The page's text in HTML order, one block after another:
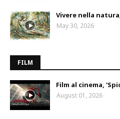
Vivere nella
May 30, 2026
FILM
Film al cinema,
August 01, 2026